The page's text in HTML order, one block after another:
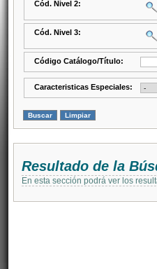
Cód. Nivel 2:
Cód. Nivel 3:
Código Catálogo/Título:
Caracteristicas Especiales:
Resultado de la
En esta sección podrá ver los